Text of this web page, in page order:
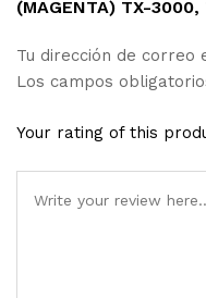
(MAGENTA) TX-
Tu dirección de correo
Los campos
Your rating of this